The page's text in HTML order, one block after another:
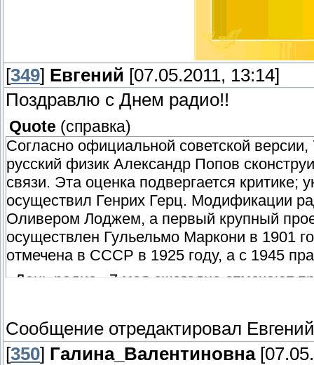
[349] Евгений [07.05.2011, 13:14]
Поздравлю с Днем радио!!
Quote (справка)
Согласно официальной советской
русский физик Александр Попов
связи. Эта оценка подвергается критике;
осуществил Генрих Герц. Модификации
Оливером Лоджем, а первый крупный
осуществлен Гульельмо Маркони в 1901
отмечена в СССР в 1925 году, а с 1945
«День радио» 7 мая ежегодно отмечают
концерт, посвященный «Дню радио», а
радио» всегда отмечался в ТРТИ и ТРТУ,
Сообщение отредактировал Евгений
[350] Галина_Валентиновна